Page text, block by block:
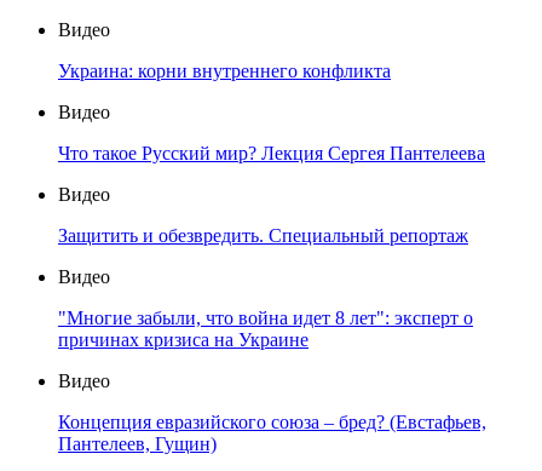
Видео
Украина: корни внутреннего конфликта
Видео
Что такое Русский мир? Лекция Сергея Пантелеева
Видео
Защитить и обезвредить. Специальный репортаж
Видео
"Многие забыли, что война идет 8 лет": эксперт о
причинах кризиса на Украине
Видео
Концепция евразийского союза – бред? (Евстафьев,
Пантелеев, Гущин)